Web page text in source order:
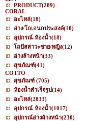
PRODUCT(289)
CORAL
อะไหล่(18)
อ่าง/โถเอนกประสงค์(10)
อุปกรณ์-ห้องน้ำ(18)
โถปัสสาวะชาย/หญิง(12)
อ่างล้างหน้า(33)
สุขภัณฑ์(41)
COTTO
สุขภัณฑ์ (705)
ห้องน้ำสำเร็จรูป(14)
อะไหล่(2833)
อุปกรณ์-ห้องน้ำ(1017)
อุปกรณ์อ่างล้างหน้า(230)